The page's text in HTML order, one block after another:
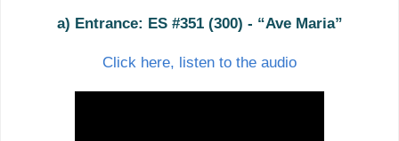
a) Entrance: ES #351 (300) - “Ave Maria”
Click here, listen to the audio